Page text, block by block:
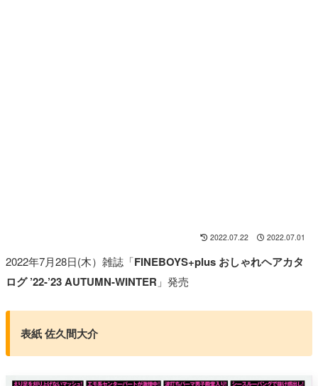
2022.07.22 2022.07.01
2022年7月28日(木）雑誌「FINEBOYS+plus おしゃれヘアカタ
ログ ’22-’23 AUTUMN-WINTER 」発売
表紙 佐久間大介